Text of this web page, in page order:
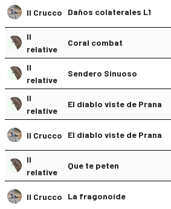
Il Crucco Daños colaterales L1
Il
relative
Coral combat
Il
relative
Sendero Sinuoso
Il
relative
El diablo viste de Prana
Il Crucco El diablo viste de Prana
Il
relative
Que te peten
Il Crucco La fragonoide